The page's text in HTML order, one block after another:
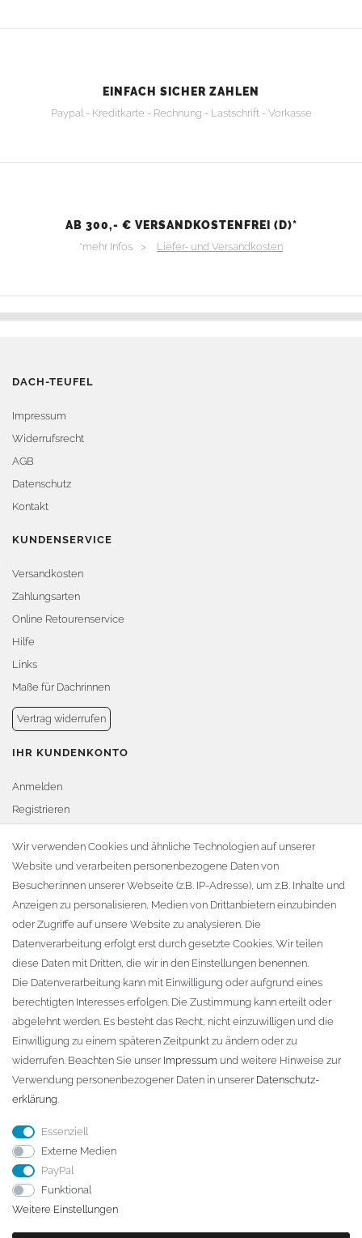
EINFACH SICHER ZAHLEN
Paypal - Kreditkarte - Rechnung - Lastschrift - Vorkasse
AB 300,- € VERSANDKOSTENFREI (D)*
*mehr Infos > Liefer- und Versandkosten
DACH-TEUFEL
Impressum
Widerrufsrecht
AGB
Datenschutz
Kontakt
KUNDENSERVICE
Versandkosten
Zahlungsarten
Online Retourenservice
Hilfe
Links
Maße für Dachrinnen
Vertrag widerrufen
IHR KUNDENKONTO
Anmelden
Registrieren
Warenkorb
Zur Kasse
KONTAKT
Fa. Steffen Jost
Söbrigener Weg 50
D-01796 Pirna
Telefon:+49 (0)3501 507295
info@dach-teufel.de
Wir verwenden Cookies und ähnliche Technologien auf unserer
Website und verarbeiten personenbezogene Daten von
Besucher:innen unserer Webseite (z.B. IP-Adresse), um z.B. Inhalte und
Anzeigen zu personalisieren, Medien von Drittanbietern einzubinden
oder Zugriffe auf unsere Website zu analysieren. Die
Datenverarbeitung erfolgt erst durch gesetzte Cookies. Wir teilen
diese Daten mit Dritten, die wir in den Einstellungen benennen.
Die Datenverarbeitung kann mit Einwilligung oder aufgrund eines
berechtigten Interesses erfolgen. Die Zustimmung kann erteilt oder
abgelehnt werden. Es besteht das Recht, nicht einzuwilligen und die
Einwilligung zu einem späteren Zeitpunkt zu ändern oder zu
widerrufen. Beachten Sie unser Impressum und weitere Hinweise zur
Verwendung personenbezogener Daten in unserer Daten­schutz­
erklärung.
Essenziell
Externe Medien
PayPal
Funktional
Weitere Einstellungen